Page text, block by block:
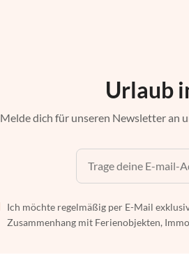
Urlaub
Melde dich für unseren Newsletter an
Ich möchte regelmäßig per E-Mail
Zusammenhang mit Ferienobjekten,